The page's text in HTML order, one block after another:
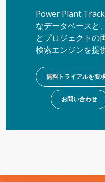
Power Plant
なデータベースと、
とプロジェクトの
検索エンジンを提
無料トライアルを要
お問い合わせ